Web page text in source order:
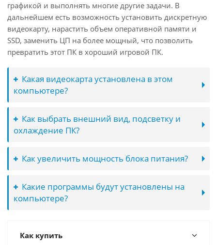
графикой и выполнять многие другие задачи. В
дальнейшем есть возможность установить дискретную
видеокарту, нарастить объем оперативной памяти и
SSD, заменить ЦП на более мощный, что позволить
превратить этот ПК в хороший игровой ПК.
Какая видеокарта установлена в этом
компьютере?
Как выбрать внешний вид, подсветку и
охлаждение ПК?
Как увеличить мощность блока питания?
Какие программы будут установлены на
компьютере?
Как купить